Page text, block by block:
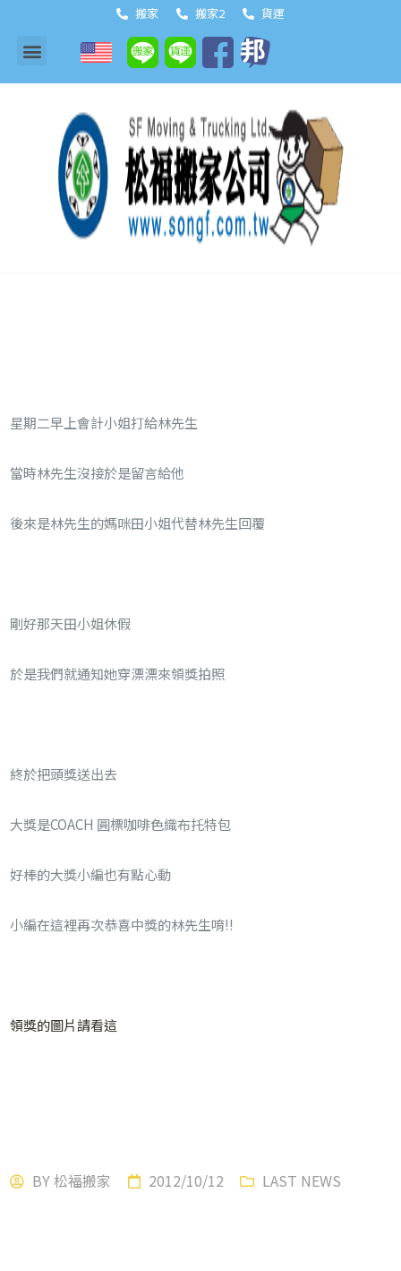
搬家 搬家2 貨運
星期二早上會計小姐打給林先生
當時林先生沒接於是留言給他
後來是林先生的媽咪田小姐代替林先生回覆
剛好那天田小姐休假
於是我們就通知她穿漂漂來領獎拍照
終於把頭獎送出去
大獎是COACH 圓標咖啡色織布托特包
好棒的大獎小編也有點心動
小編在這裡再次恭喜中獎的林先生唷!!
領獎的圖片請看這
BY松福搬家 2012/10/12 LAST NEWS